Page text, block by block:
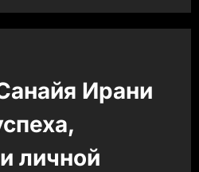
Ирани
личной